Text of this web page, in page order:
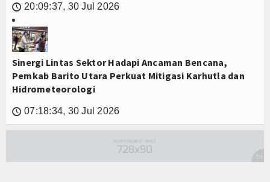
🕔 20:09:37, 30 Jul 2026
Sinergi Lintas Sektor Hadapi Ancaman Bencana,
Pemkab Barito Utara Perkuat Mitigasi Karhutla dan
Hidrometeorologi
🕔 07:18:34, 30 Jul 2026